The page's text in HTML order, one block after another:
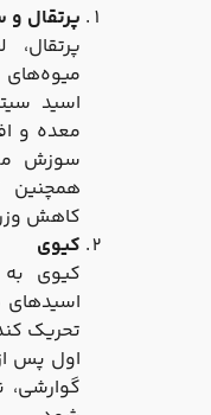
پرتقال و
میوه‌های
اسید
معده و
سوزش
همچنین
کاهش
کیوی
اسیدهای
تحریک
اول پس